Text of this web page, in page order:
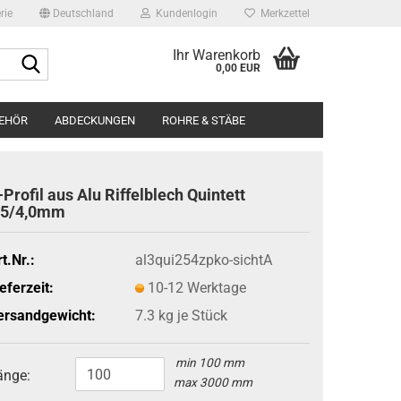
Deutschland Kundenlogin Merkzettel
Ihr Warenkorb
0,00 EUR
ABDECKUNGEN ROHRE & STÄBE
aus Alu Riffelblech Quintett
4,0mm
al3qui254zpko-sichtA
10-12 Werktage
7.3 kg je Stück
min 100 mm
max 3000 mm